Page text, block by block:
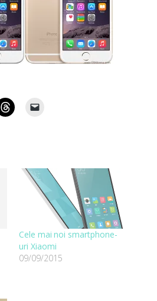
Cele mai noi smartphone-
uri Xiaomi
09/09/2015